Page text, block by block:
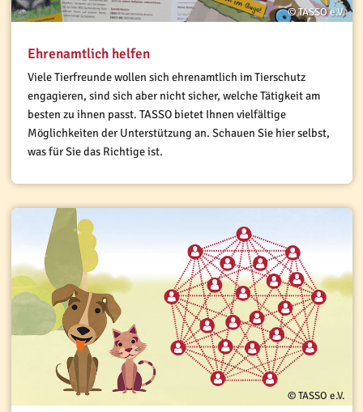
© TASSO e.V.
Ehrenamtlich helfen
Viele Tierfreunde wollen sich ehrenamtlich im Tierschutz
engagieren, sind sich aber nicht sicher, welche Tätigkeit am
besten zu ihnen passt. TASSO bietet Ihnen vielfältige
Möglichkeiten der Unterstützung an. Schauen Sie hier selbst,
was für Sie das Richtige ist.
© TASSO e.V.